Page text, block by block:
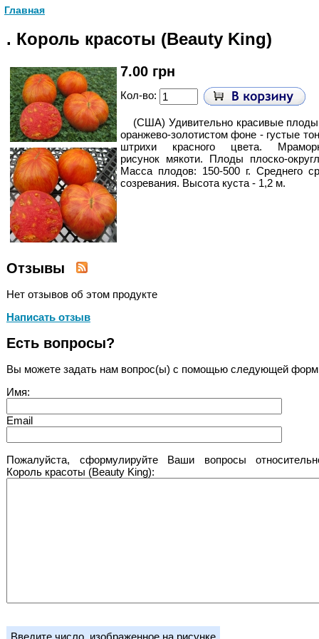
Главная
. Король красоты (Beauty King)
7.00 грн
Кол-во:
(США) Удивительно красивые
оранжево-золотистом фоне - густые
штрихи красного цвета.
рисунок мякоти. Плоды плоско-
Масса плодов: 150-500 г. Среднего
созревания. Высота куста - 1,2 м.
Отзывы
Нет отзывов об этом продукте
Написать отзыв
Есть вопросы?
Вы можете задать нам вопрос(ы) с помощью следующей
Имя:
Email
Пожалуйста, сформулируйте Ваши вопросы
Король красоты (Beauty King):
Введите число, изображенное на рисунке